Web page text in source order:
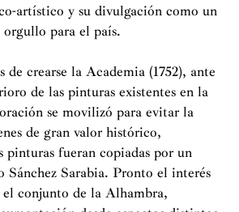
artístico y su divulgación como un
para el país.
de crearse la Academia (1752), ante
de las pinturas existentes en la
se movilizó para evitar la
de gran valor histórico,
pinturas fueran copiadas por un
Sánchez Sarabia. Pronto el interés
conjunto de la Alhambra,